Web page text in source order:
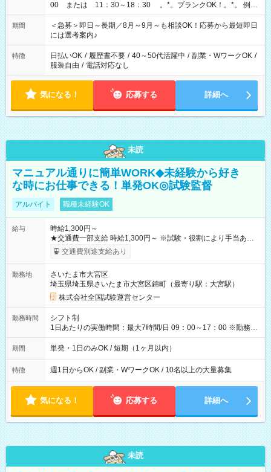
00 または 11：30～18：30 。*。ブランクOK！。*。 例え
ば前職が、 在宅/財団法人/事務/コールセンター/受付/販売/カフェ
スタッフ スイーツ販売/ホテルフロント/化粧品販売/など 様々な
業界から入社して活躍されています♪
期間
＜急募＞即日～長期／8月～9月～も相談OK！応募から最短即日
には選考案内♪
特徴 日払いOK / 履歴書不要 / 40～50代活躍中 / 副業・WワークOK /
服装自由 / 電話対応なし
気になる！ 応募する 詳細へ
未読
マニュアル通りに簡単WORK◆未経験から好き
な時にお仕事できる！単発OK◎試験監督
アルバイト 職種未経験OK
給与
時給1,300円～
★交通費一部支給 時給1,300円～ ※試験・役割により手当あり
※勤務回数により昇給あり 【即給（前払い）オプションあ
り！】 希望される場合、勤務から1週間ほどで給与の一部を受け
例】 ・河合塾模擬試験 8:30～17:30（休憩1時間） 時給1,300円
×8時間＝日収10,400円＋交通費 ※当日の役割により時給＋100
円の場合あり ・国家試験 7:00～13:30（休憩なし） 時給1,300
円（役割手当＋100円）×6時間＝日収8,400円＋交通費 【試用期
間】試用期間なし
交通費別途支給あり
勤務地
さいたま市大宮区
埼玉県埼玉県さいたま市大宮区錦町（最寄り駅：大宮駅）
株式会社全国試験運営センター
勤務時間
シフト制
1日あたりの実働時間：最大7時間/日 09：00～17：00 ※勤務時
間は 試験により異なります。
期間 単発・1日のみOK / 短期（1ヶ月以内）
特徴 週1日からOK / 副業・WワークOK / 10名以上の大量募集
気になる！ 応募する 詳細へ
未読